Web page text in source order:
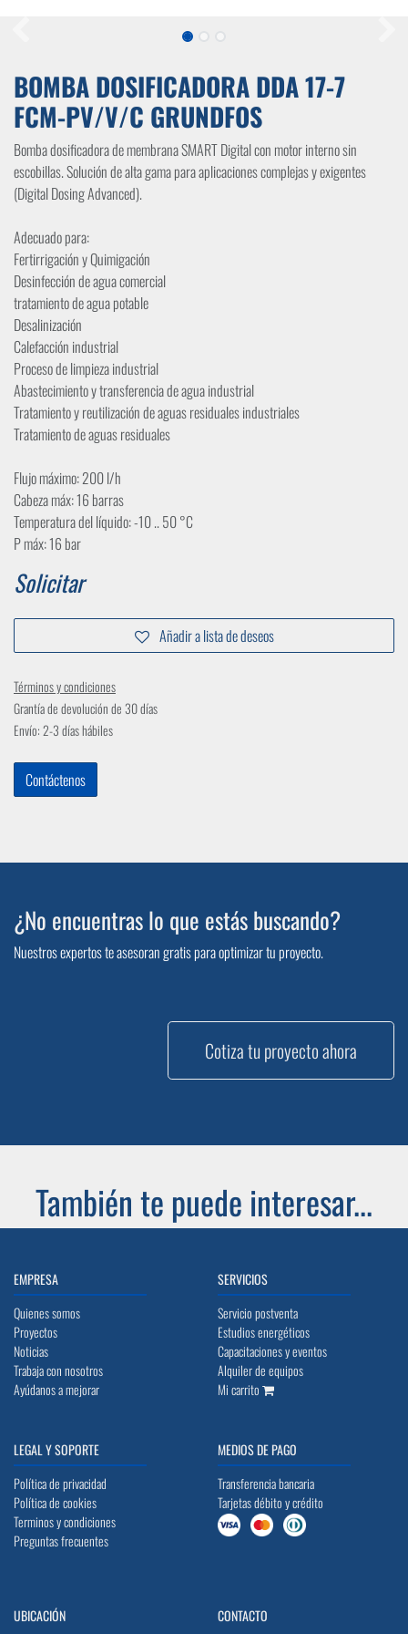
BOMBA DOSIFICADORA DDA 17-7
FCM-PV/V/C GRUNDFOS
Bomba dosificadora de membrana SMART Digital con motor interno sin
escobillas. Solución de alta gama para aplicaciones complejas y exigentes
(Digital Dosing Advanced).
Adecuado para:
Fertirrigación y Quimigación
Desinfección de agua comercial
tratamiento de agua potable
Desalinización
Calefacción industrial
Proceso de limpieza industrial
Abastecimiento y transferencia de agua industrial
Tratamiento y reutilización de aguas residuales industriales
Tratamiento de aguas residuales
Flujo máximo: 200 l/h
Cabeza máx: 16 barras
Temperatura del líquido: -10 .. 50 °C
P máx: 16 bar
Solicitar
Añadir a lista de deseos
Términos y condiciones
Grantía de devolución de 30 días
Envío: 2-3 días hábiles
Contáctenos
¿No encuentras lo que estás buscando?
Nuestros expertos te asesoran gratis para optimizar tu proyecto.
Cotiza tu proyecto ahora
También te puede interesar...
EMPRESA
Quienes somos
Proyectos
Noticias
Trabaja con nosotros
Ayúdanos a mejorar
SERVICIOS
Servicio postventa
Estudios energéticos
Capacitaciones y eventos
Alquiler de equipos
Mi carrito
LEGAL Y SOPORTE
Política de privacidad
Política de cookies
Terminos y condiciones
Preguntas frecuentes
MEDIOS DE PAGO
Transferencia bancaria
Tarjetas débito y crédito
UBICACIÓN
CONTACTO